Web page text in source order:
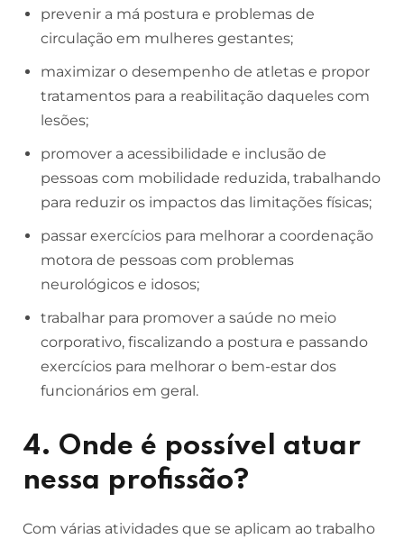
prevenir a má postura e problemas de
circulação em mulheres gestantes;
maximizar o desempenho de atletas e propor
tratamentos para a reabilitação daqueles com
lesões;
promover a acessibilidade e inclusão de
pessoas com mobilidade reduzida, trabalhando
para reduzir os impactos das limitações físicas;
passar exercícios para melhorar a coordenação
motora de pessoas com problemas
neurológicos e idosos;
trabalhar para promover a saúde no meio
corporativo, fiscalizando a postura e passando
exercícios para melhorar o bem-estar dos
funcionários em geral.
4. Onde é possível atuar
nessa profissão?
Com várias atividades que se aplicam ao trabalho